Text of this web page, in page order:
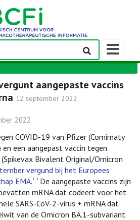
aangepaste vaccins
12 september 2022
2022
COVID-19 van Pfizer (Comirnaty
een aangepast vaccin tegen
Bivalent Original/Omicron
vergund bij het Europees
EMA. 1-3 De aangepaste vaccins zijn
mRNA dat codeert voor het
SARS-CoV-2-virus + mRNA dat
van de Omicron BA.1-subvariant.